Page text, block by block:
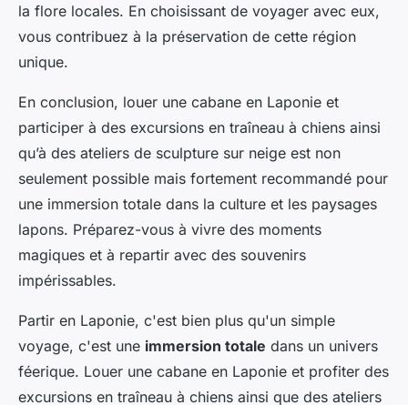
la flore locales. En choisissant de voyager avec eux,
vous contribuez à la préservation de cette région
unique.
En conclusion, louer une cabane en Laponie et
participer à des excursions en traîneau à chiens ainsi
qu’à des ateliers de sculpture sur neige est non
seulement possible mais fortement recommandé pour
une immersion totale dans la culture et les paysages
lapons. Préparez-vous à vivre des moments
magiques et à repartir avec des souvenirs
impérissables.
Partir en Laponie, c'est bien plus qu'un simple
voyage, c'est une immersion totale dans un univers
féerique. Louer une cabane en Laponie et profiter des
excursions en traîneau à chiens ainsi que des ateliers